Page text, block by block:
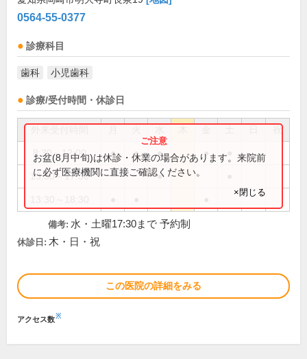
0564-55-0377
診療科目
歯科 小児歯科
診療/受付時間・休診日
祝
8:30～12:00 ● ● ● ●
13:30～17:30 ●
お盆(8月中旬)は休診・休業の場合があります。来院前
に必ず医療機関に直接ご確認ください。
×閉じる
備考: 水・土曜17:30まで 予約制
休診日: 木・日・祝
この医院の詳細をみる
アクセス数※